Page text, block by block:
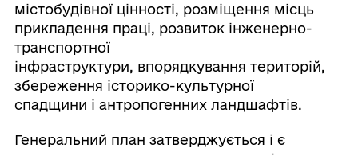
містобудівної цінності, розміщення місць
прикладення праці, розвиток інженерно-
транспортної
інфраструктури, впорядкування територій,
збереження історико-культурної
спадщини і антропогенних ландшафтів.
Генеральний план затверджується і є